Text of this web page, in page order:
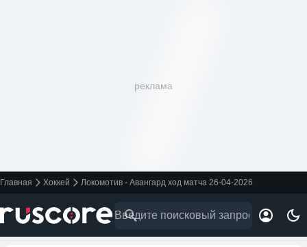
реклама
Главная Хоккей Локомотив - Авангард ход матча 26-04-2026